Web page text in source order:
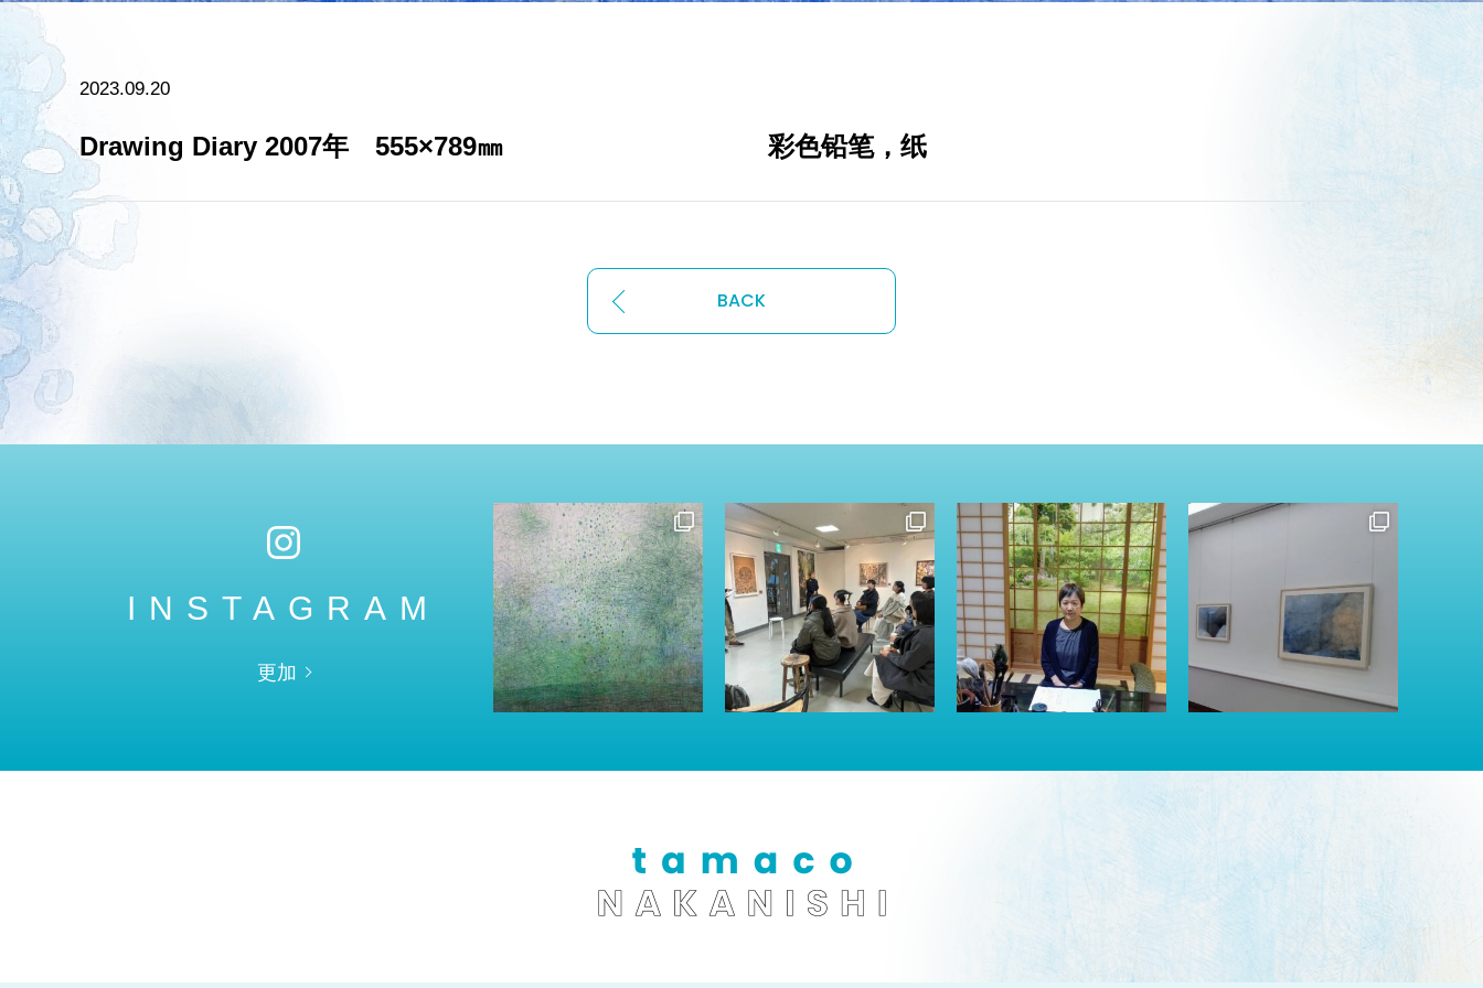
2023.09.20
Drawing Diary 2007年 555×789㎜ 彩色铅笔，纸
BACK
INSTAGRAM
更加